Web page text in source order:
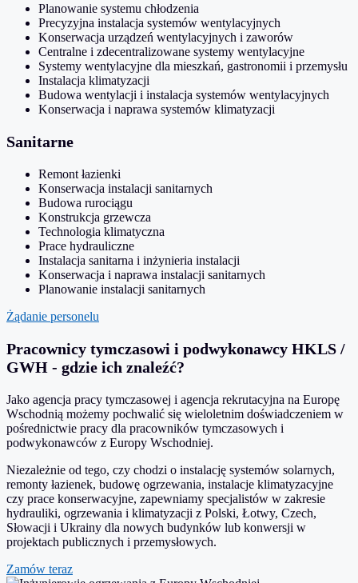
Planowanie systemu chłodzenia
Precyzyjna instalacja systemów wentylacyjnych
Konserwacja urządzeń wentylacyjnych i zaworów
Centralne i zdecentralizowane systemy wentylacyjne
Systemy wentylacyjne dla mieszkań, gastronomii i przemysłu
Instalacja klimatyzacji
Budowa wentylacji i instalacja systemów wentylacyjnych
Konserwacja i naprawa systemów klimatyzacji
Sanitarne
Remont łazienki
Konserwacja instalacji sanitarnych
Budowa rurociągu
Konstrukcja grzewcza
Technologia klimatyczna
Prace hydrauliczne
Instalacja sanitarna i inżynieria instalacji
Konserwacja i naprawa instalacji sanitarnych
Planowanie instalacji sanitarnych
Żądanie personelu
Pracownicy tymczasowi i podwykonawcy HKLS /
GWH - gdzie ich znaleźć?
Jako agencja pracy tymczasowej i agencja rekrutacyjna na Europę
Wschodnią możemy pochwalić się wieloletnim doświadczeniem w
pośrednictwie pracy dla pracowników tymczasowych i
podwykonawców z Europy Wschodniej.
Niezależnie od tego, czy chodzi o instalację systemów solarnych,
remonty łazienek, budowę ogrzewania, instalacje klimatyzacyjne
czy prace konserwacyjne, zapewniamy specjalistów w zakresie
hydrauliki, ogrzewania i klimatyzacji z Polski, Łotwy, Czech,
Słowacji i Ukrainy dla nowych budynków lub konwersji w
projektach publicznych i przemysłowych.
Zamów teraz